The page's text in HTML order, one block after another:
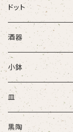
ドット
酒器
ぐい吞
盃
酒注ぎ
小鉢
皿
黒陶